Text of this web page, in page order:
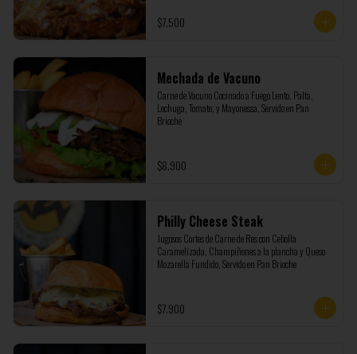
$7.500
Mechada de Vacuno
Carne de Vacuno Cocinado a Fuego Lento, Palta,
Lechuga, Tomate, y Mayonessa, Servido en Pan
Brioche
$8.900
Philly Cheese Steak
Jugosos Cortes de Carne de Res con Cebolla
Caramelizada, Champiñones a la plancha y Queso
Mozarella Fundido, Servido en Pan Brioche
$7.900